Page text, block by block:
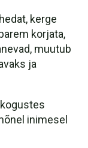
kerge
korjata,
muutub
ja
inimesel